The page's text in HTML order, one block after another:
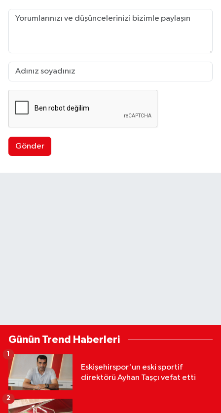
Gönder
Günün Trend Haberleri
Eskişehirspor'un eski sportif
direktörü Ayhan Taşçı vefat etti
2